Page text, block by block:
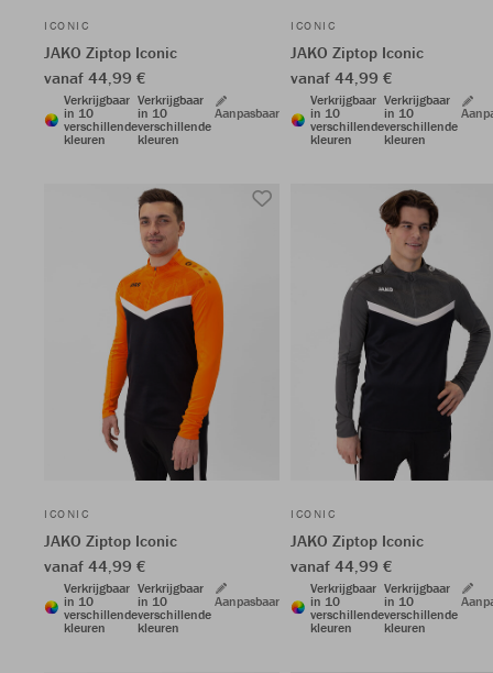
ICONIC
JAKO Ziptop Iconic
vanaf 44,99 €
Verkrijgbaar
in 10
verschillende
kleuren
Verkrijgbaar
in 10
verschillende
kleuren
Aanpasbaar
ICONIC
JAKO Ziptop Iconic
vanaf 44,99 €
Verkrijgbaar
in 10
verschillende
kleuren
Verkrijgbaar
in 10
verschillende
kleuren
ICONIC
JAKO Ziptop Iconic
vanaf 44,99 €
Verkrijgbaar
in 10
verschillende
kleuren
Verkrijgbaar
in 10
verschillende
kleuren
Aanpasbaar
ICONIC
JAKO Ziptop Iconic
vanaf 44,99 €
Verkrijgbaar
in 10
verschillende
kleuren
Verkrijgbaar
in 10
verschillende
kleuren